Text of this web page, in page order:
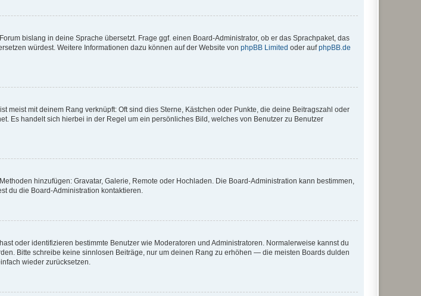
bislang in deine Sprache übersetzt. Frage ggf. einen Board-Administrator, ob er das Sprachpaket, das
würdest. Weitere Informationen dazu können auf der Website von phpBB Limited oder aufphpBB.de
mit deinem Rang verknüpft: Oft sind dies Sterne, Kästchen oder Punkte, die deine Beitragszahl oder
Es handelt sich hierbei in der Regel um ein persönliches Bild, welches von Benutzer zu Benutzer
hinzufügen: Gravatar, Galerie, Remote oder Hochladen. Die Board-Administration kann bestimmen,
du die Board-Administration kontaktieren.
oder identifizieren bestimmte Benutzer wie Moderatoren und Administratoren. Normalerweise kannst du
Bitte schreibe keine sinnlosen Beiträge, nur um deinen Rang zu erhöhen — die meisten Boards dulden
wieder zurücksetzen.